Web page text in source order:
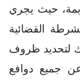
حيث يجري
القضائية
لتحديد ظروف
جميع دوافع